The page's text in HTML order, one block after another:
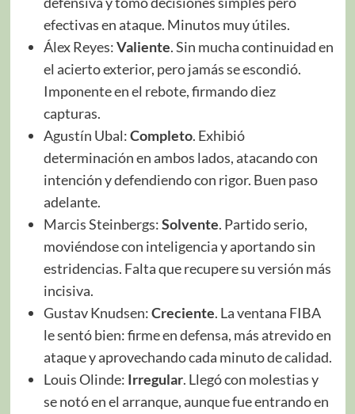
efectivas en ataque. Minutos muy útiles.
Álex Reyes:Valiente. Sin mucha continuidad en
el acierto exterior, pero jamás se escondió.
Imponente en el rebote, firmando diez
capturas.
Agustín Ubal:Completo. Exhibió
determinación en ambos lados, atacando con
intención y defendiendo con rigor. Buen paso
adelante.
Marcis Steinbergs:Solvente. Partido serio,
moviéndose con inteligencia y aportando sin
estridencias. Falta que recupere su versión más
incisiva.
Gustav Knudsen:Creciente. La ventana FIBA
le sentó bien: firme en defensa, más atrevido en
ataque y aprovechando cada minuto de calidad.
Louis Olinde: Irregular. Llegó con molestias y
se notó en el arranque, aunque fue entrando en